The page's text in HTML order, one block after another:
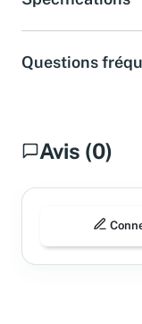
Questions
Avis (0)